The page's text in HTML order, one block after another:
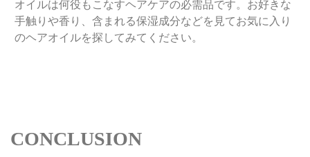
オイルは何役もこなすヘアケアの必需品です。お好きな
手触りや香り、含まれる保湿成分などを見てお気に入り
のヘアオイルを探してみてください。
CONCLUSION